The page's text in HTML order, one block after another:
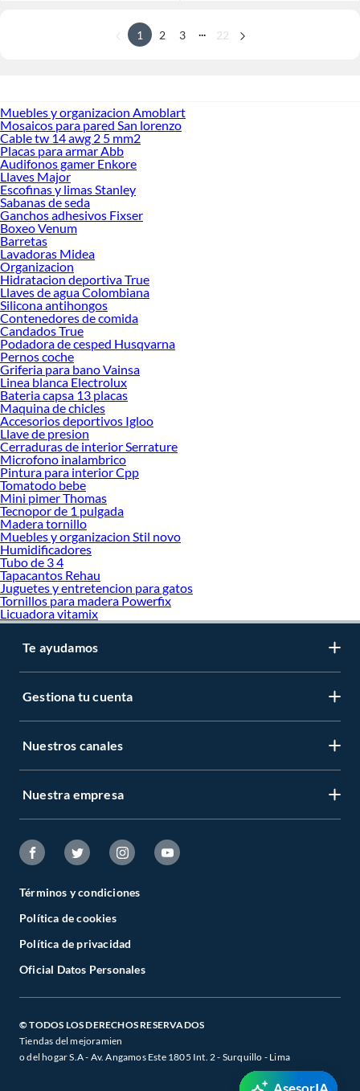
1 2 3 22
Muebles y organizacion Amoblart
Mosaicos para pared San lorenzo
Cable tw 14 awg 2 5 mm2
Placas para armar Abb
Audifonos gamer Enkore
Llaves Major
Escofinas y limas Stanley
Sabanas de seda
Ganchos adhesivos Fixser
Boxeo Venum
Barretas
Lavadoras Midea
Organizacion
Hidratacion deportiva True
Llaves de agua Colombiana
Silicona antihongos
Contenedores de comida
Candados True
Podadora de cesped Husqvarna
Pernos coche
Griferia para bano Vainsa
Linea blanca Electrolux
Bateria capsa 13 placas
Maquina de chicles
Accesorios deportivos Igloo
Llave de presion
Cerraduras de interior Serrature
Microfono inalambrico
Pintura para interior Cpp
Tomatodo bebe
Mini pimer Thomas
Tecnopor de 1 pulgada
Madera tornillo
Muebles y organizacion Stil novo
Humidificadores
Tubo de 3 4
Tapacantos Rehau
Juguetes y entretencion para gatos
Tornillos para madera Powerfix
Licuadora vitamix
Te ayudamos
Gestiona tu cuenta
Nuestros canales
Nuestra empresa
Términos y condiciones
Política de cookies
Política de privacidad
Oficial Datos Personales
© TODOS LOS DERECHOS RESERVADOS
Tiendas del mejoramien
o del hogar S.A - Av. Angamos Este 1805 Int. 2 - Surquillo - Lima